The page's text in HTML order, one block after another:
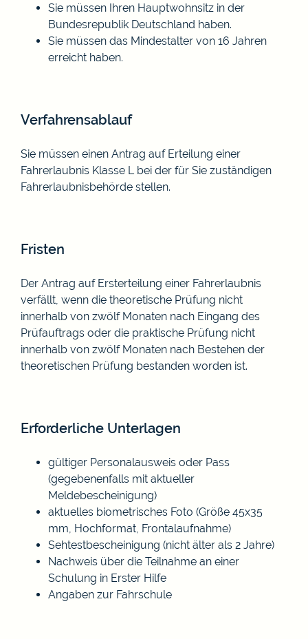
Sie müssen Ihren Hauptwohnsitz in der
Bundesrepublik Deutschland haben.
Sie müssen das Mindestalter von 16 Jahren
erreicht haben.
Verfahrensablauf
Sie müssen einen Antrag auf Erteilung einer
Fahrerlaubnis Klasse L bei der für Sie zuständigen
Fahrerlaubnisbehörde stellen.
Fristen
Der Antrag auf Ersterteilung einer Fahrerlaubnis
verfällt, wenn die theoretische Prüfung nicht
innerhalb von zwölf Monaten nach Eingang des
Prüfauftrags oder die praktische Prüfung nicht
innerhalb von zwölf Monaten nach Bestehen der
theoretischen Prüfung bestanden worden ist.
Erforderliche Unterlagen
gültiger Personalausweis oder Pass
(gegebenenfalls mit aktueller
Meldebescheinigung)
aktuelles biometrisches Foto (Größe 45x35
mm, Hochformat, Frontalaufnahme)
Sehtestbescheinigung (nicht älter als 2 Jahre)
Nachweis über die Teilnahme an einer
Schulung in Erster Hilfe
Angaben zur Fahrschule